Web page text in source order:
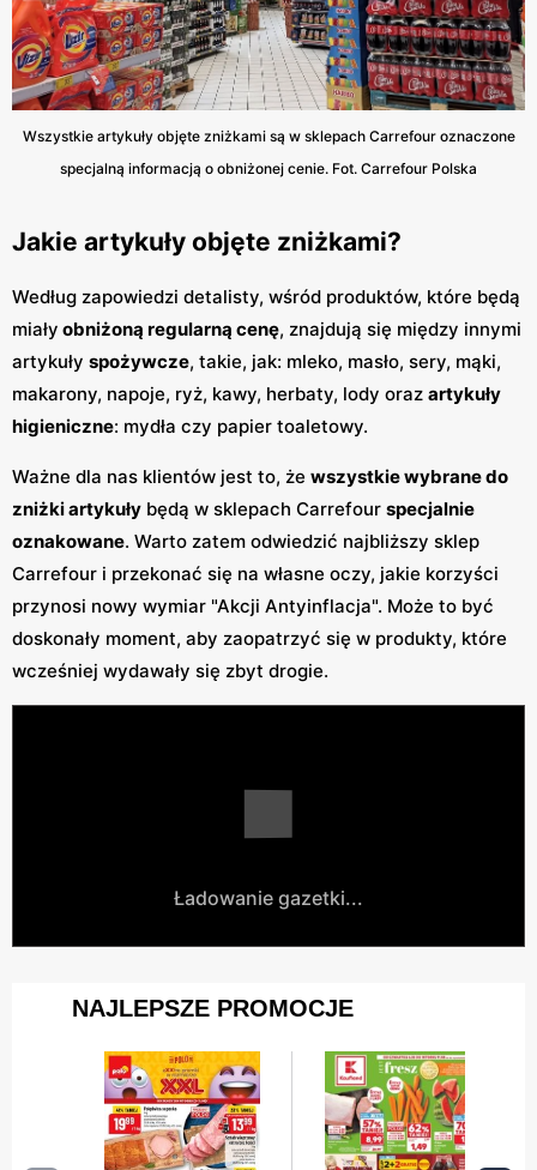
Wszystkie artykuły objęte zniżkami są w sklepach Carrefour oznaczone
specjalną informacją o obniżonej cenie. Fot. Carrefour Polska
Jakie artykuły objęte zniżkami?
Według zapowiedzi detalisty, wśród produktów, które będą
miały obniżoną regularną cenę, znajdują się między innymi
artykuły spożywcze, takie, jak: mleko, masło, sery, mąki,
makarony, napoje, ryż, kawy, herbaty, lody oraz artykuły
higieniczne: mydła czy papier toaletowy.
Ważne dla nas klientów jest to, że wszystkie wybrane do
zniżki artykuły będą w sklepach Carrefour specjalnie
oznakowane. Warto zatem odwiedzić najbliższy sklep
Carrefour i przekonać się na własne oczy, jakie korzyści
przynosi nowy wymiar "Akcji Antyinflacja". Może to być
doskonały moment, aby zaopatrzyć się w produkty, które
wcześniej wydawały się zbyt drogie.
Ładowanie gazetki...